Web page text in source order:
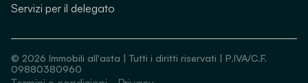
Servizi per il delegato
© 2026 Immobili all'asta | Tutti i diritti riservati | P.IVA/C.F.
09880380960